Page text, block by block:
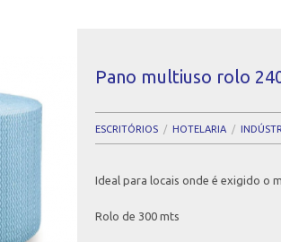
Pano multiuso rolo
ESCRITÓRIOS HOTELARIA
Ideal para locais onde é exigido o
Rolo de 300 mts